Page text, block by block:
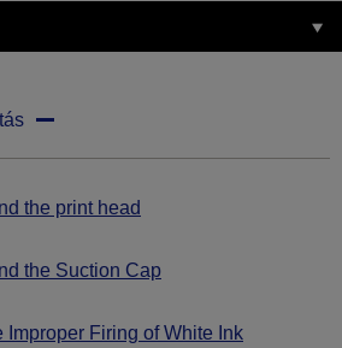
the print head
the Suction Cap
Improper Firing of White Ink